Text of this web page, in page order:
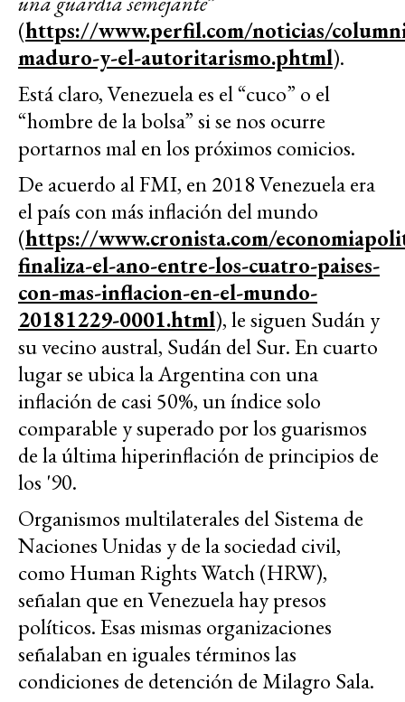
(https://www.perfil.com/noticias/
maduro-y-el-autoritarismo.phtml).
Está claro, Venezuela es el “cuco” o el
“hombre de la bolsa” si se nos ocurre
portarnos mal en los próximos comicios.
De acuerdo al FMI, en 2018 Venezuela era
el país con más inflación del mundo
(https://www.cronista.com/
finaliza-el-ano-entre-los-cuatro-paises-
con-mas-inflacion-en-el-mundo-
20181229-0001.html), le siguen Sudán y
su vecino austral, Sudán del Sur. En cuarto
lugar se ubica la Argentina con una
inflación de casi 50%, un índice solo
comparable y superado por los guarismos
de la última hiperinflación de principios de
los '90.
Organismos multilaterales del Sistema de
Naciones Unidas y de la sociedad civil,
como Human Rights Watch (HRW),
señalan que en Venezuela hay presos
políticos. Esas mismas organizaciones
señalaban en iguales términos las
condiciones de detención de Milagro Sala.